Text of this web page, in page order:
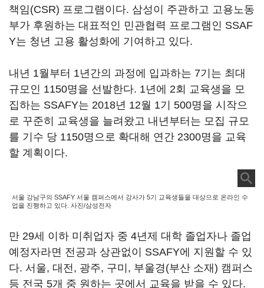
책임(CSR) 프로그램이다. 삼성이 주관하고 고용노동
부가 후원하는 대표적인 민관협력 프로그램인 SSAF
Y는 청년 고용 활성화에 기여하고 있다.
내년 1월부터 1년간의 과정에 입과하는 7기는 최대
규모인 1150명을 선발한다. 1년에 2회 교육생을 모
집하는 SSAFY는 2018년 12월 1기 500명을 시작으
로 꾸준히 교육생을 늘려왔고 내년부터는 모집 규모
를 기수 당 1150명으로 확대해 연간 2300명을 교육
할 계획이다.
서울 강남구의 SSAFY 서울 캠퍼스에서 강사가 5기 교육생들을 대상으로 온라인 수
업을 진행하고 있다. 사진/삼성전자
만 29세 이하 미취업자 중 4년제 대학 졸업자나 졸업
예정자라면 전공과 상관없이 SSAFY에 지원할 수 있
다. 서울, 대전, 광주, 구미, 부울경(부산 소재) 캠퍼스
등 전국 5개 중 원하는 곳에서 교육을 받을 수 있다.